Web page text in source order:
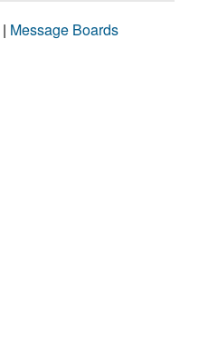
| Message Boards